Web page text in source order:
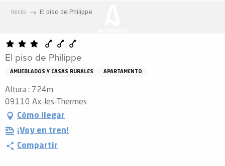
principal
Inicio El piso de Philippe
El piso de Philippe
AMUEBLADOS Y CASAS RURALES APARTAMENTO
Altura : 724m
09110 Ax-les-Thermes
Cómo llegar
¡Voy en tren!
Compartir